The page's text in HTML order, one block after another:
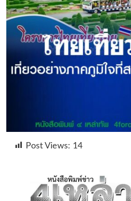
Post Views: 14